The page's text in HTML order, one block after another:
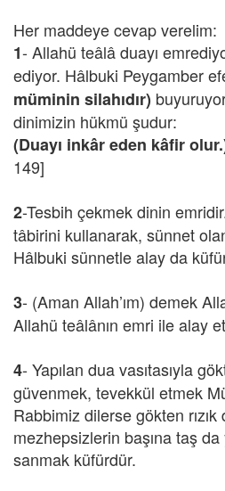
Her maddeye cevap verelim:
1- Allahü teâlâ duayı
ediyor. Hâlbuki Peygamber
müminin silahıdır)
dinimizin hükmü şudur:
(Duayı inkâr eden kâfir
149]
2-Tesbih çekmek dinin
tâbirini kullanarak, sünnet
Hâlbuki sünnetle alay da
3- (Aman Allah’ım) demek
Allahü teâlânın emri ile alay
4- Yapılan dua vasıtasıyla
güvenmek, tevekkül etmek
Rabbimiz dilerse gökten rızık
mezhepsizlerin başına taş da
sanmak küfürdür.